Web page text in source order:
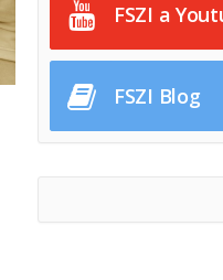
FSZI a
FSZI Blog